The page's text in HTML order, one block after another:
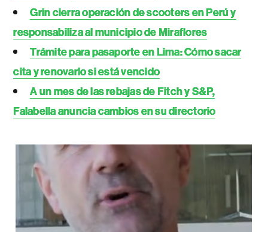
Grin cierra operación de scooters en Perú y
responsabiliza al municipio de Miraflores
Trámite para pasaporte en Lima: Cómo sacar
cita y renovarlo si está vencido
A un mes de las rebajas de Fitch y S&P,
Falabella anuncia cambios en su directorio